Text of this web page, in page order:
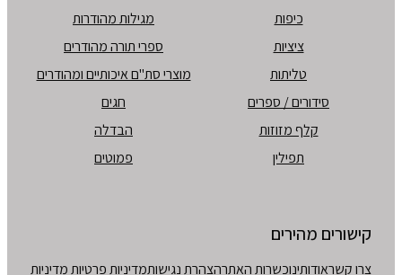
כיפות
מגילות מהודרות
ציציות
ספרי תורה מהודרים
טליתות
מוצרי סת"ם איכותיים ומהודרים
סידורים / ספרים
חגים
קלף מזוזות
הבדלה
תפילין
פמוטים
קישורים מהירים
צרו קשראודותינוכשרות האתרהצהרת נגישותמדיניות פרטיותמדיניות